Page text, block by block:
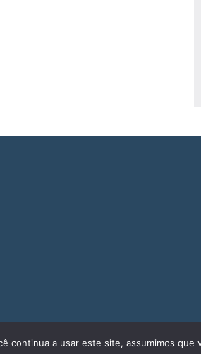
continua a usar este site, assumimos que